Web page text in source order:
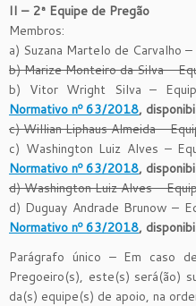
II – 2ª Equipe de Pregão
Membros:
a) Suzana Martelo de Carvalho
b) Marize Monteiro da Silva –
b) Vitor Wright Silva –
Normativo nº 63/2018,
c) Willian Liphaus Almeida –
c) Washington Luiz Alves –
Normativo nº 63/2018,
d) Washington Luiz Alves –
d) Duguay Andrade Brunow –
Normativo nº 63/2018,
Parágrafo único – Em caso
Pregoeiro(s), este(s) será(ão)
da(s) equipe(s) de apoio, na